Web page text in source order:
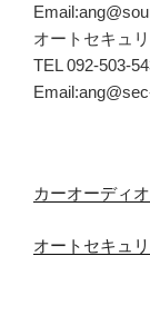
オートセキュ
TEL 092-503-
カーオーディ
オートセキュ